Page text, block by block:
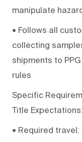
manipulate
• Follows all
collecting
shipments to
rules
Specific
Title Expectations:
• Required travel: